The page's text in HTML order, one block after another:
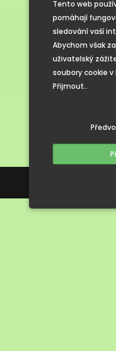
Tento web
pomáhají
sledování vaší
Abychom však
uživatelský
soubory cookie
Přijmout..